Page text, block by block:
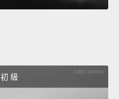
初 級